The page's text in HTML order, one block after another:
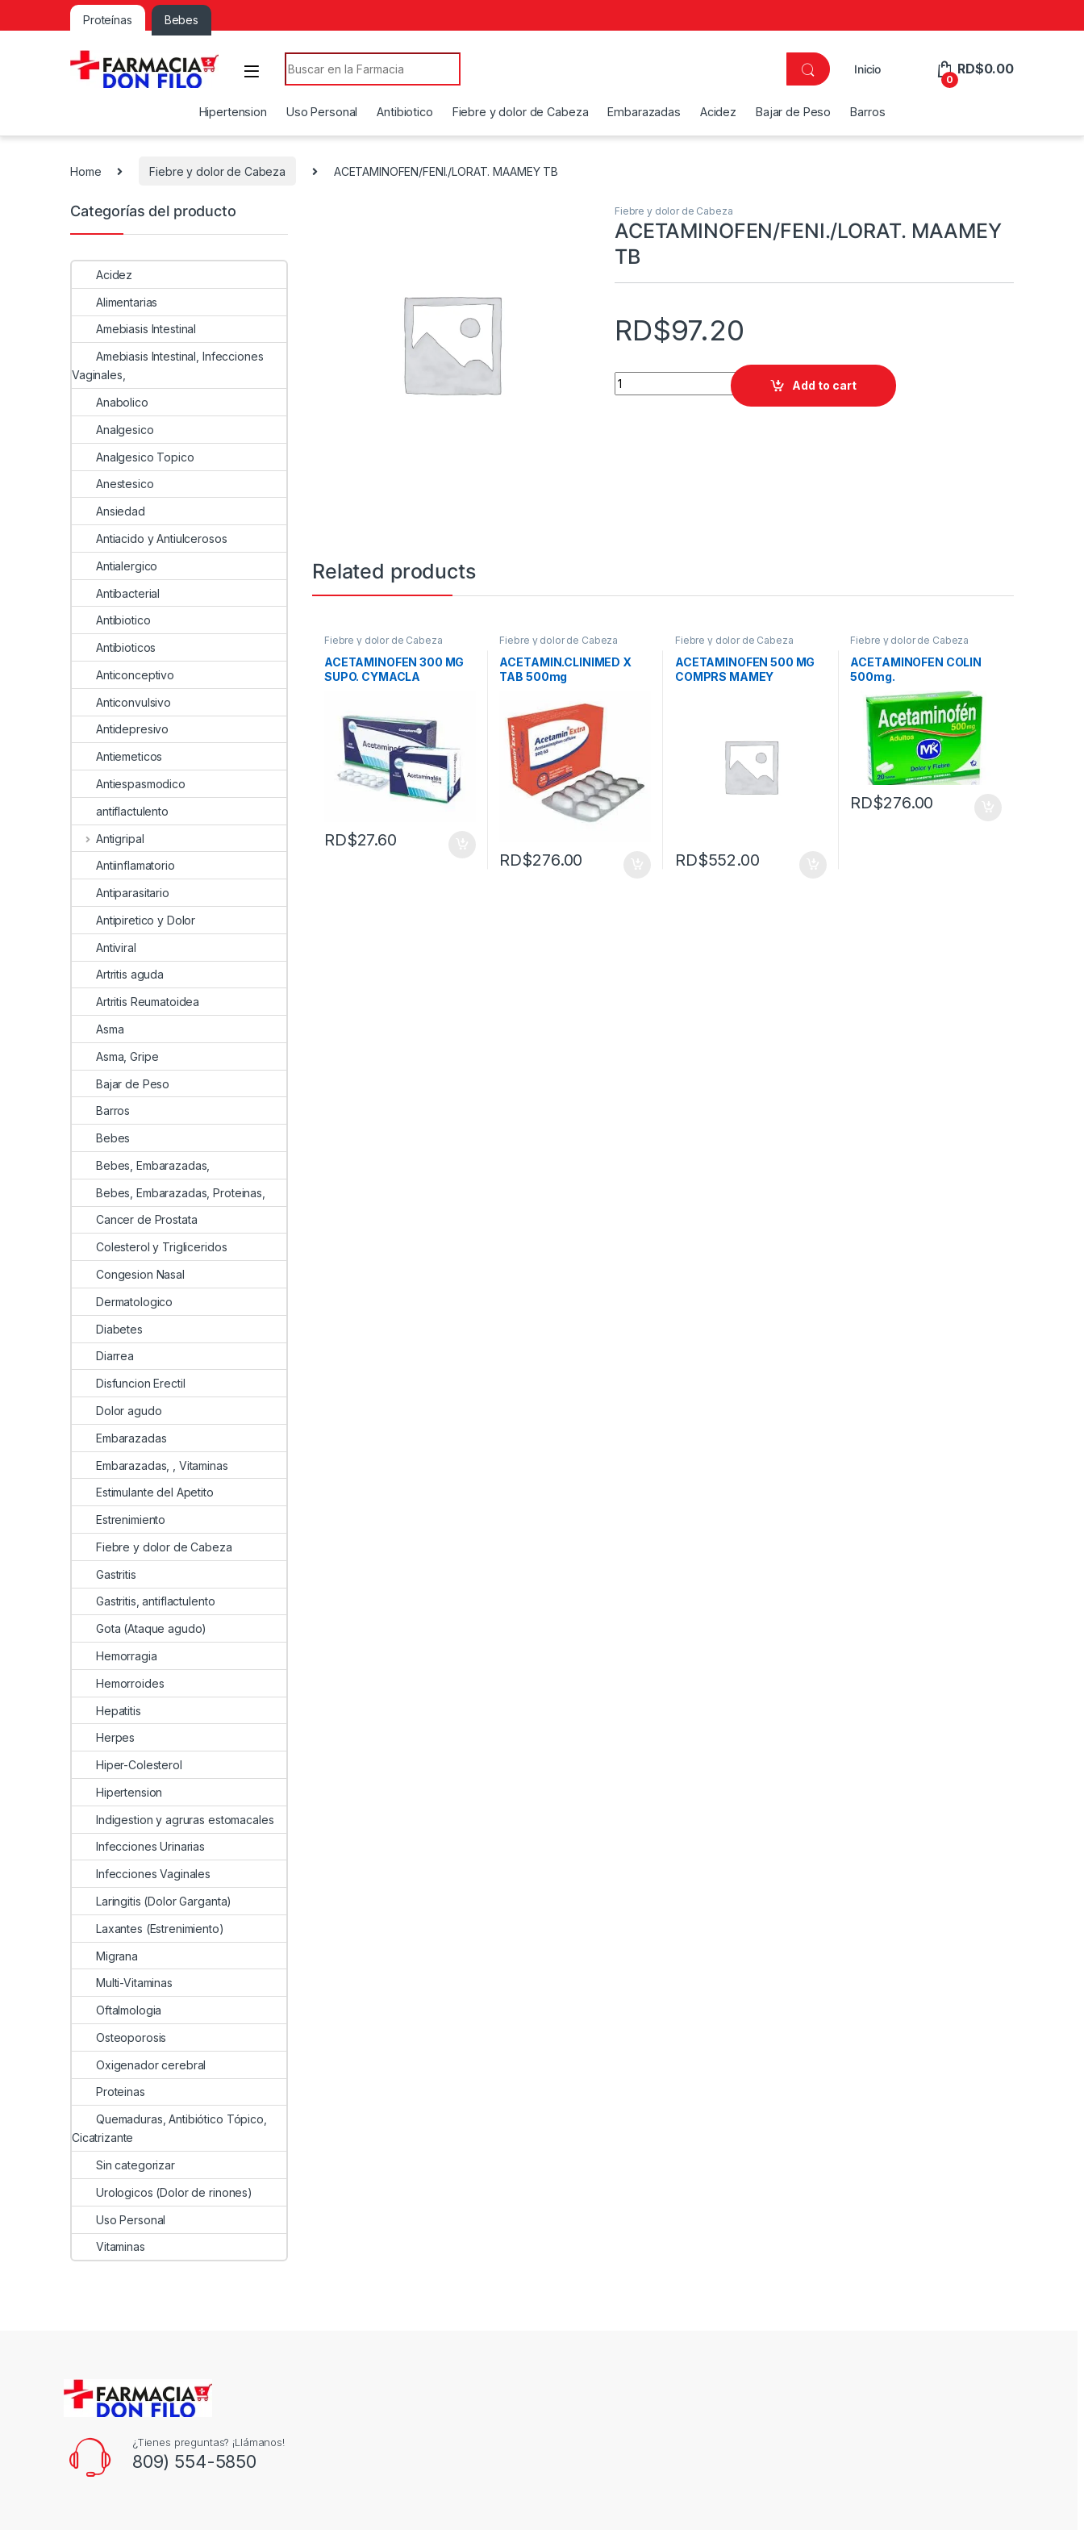
Proteínas Bebes
Search for:
Inicio
0
RD$0.00
Hipertension Uso Personal Antibiotico Fiebre y dolor de Cabeza Embarazadas Acidez Bajar de Peso Barros
Home Fiebre y dolor de Cabeza ACETAMINOFEN/FENI./LORAT. MAAMEY TB
Fiebre y dolor de Cabeza
ACETAMINOFEN/FENI./LORAT. MAAMEY
TB
RD$97.20
ACETAMINOFEN/FENI./LORAT. MAAMEY TB quantity
Add to cart
Related products
Fiebre y dolor de Cabeza
ACETAMINOFEN 300 MG
SUPO. CYMACLA
RD$27.60
Fiebre y dolor de Cabeza
ACETAMIN.CLINIMED X
TAB 500mg
RD$276.00
Fiebre y dolor de Cabeza
ACETAMINOFEN 500 MG
COMPRS MAMEY
RD$552.00
Fiebre y dolor de Cabeza
ACETAMINOFEN COLIN
500mg.
RD$276.00
Categorías del producto
Acidez
Alimentarias
Amebiasis Intestinal
Amebiasis Intestinal, Infecciones
Vaginales,
Anabolico
Analgesico
Analgesico Topico
Anestesico
Ansiedad
Antiacido y Antiulcerosos
Antialergico
Antibacterial
Antibiotico
Antibioticos
Anticonceptivo
Anticonvulsivo
Antidepresivo
Antiemeticos
Antiespasmodico
antiflactulento
Antigripal
Antiinflamatorio
Antiparasitario
Antipiretico y Dolor
Antiviral
Artritis aguda
Artritis Reumatoidea
Asma
Asma, Gripe
Bajar de Peso
Barros
Bebes
Bebes, Embarazadas,
Bebes, Embarazadas, Proteinas,
Cancer de Prostata
Colesterol y Trigliceridos
Congesion Nasal
Dermatologico
Diabetes
Diarrea
Disfuncion Erectil
Dolor agudo
Embarazadas
Embarazadas, , Vitaminas
Estimulante del Apetito
Estrenimiento
Fiebre y dolor de Cabeza
Gastritis
Gastritis, antiflactulento
Gota (Ataque agudo)
Hemorragia
Hemorroides
Hepatitis
Herpes
Hiper-Colesterol
Hipertension
Indigestion y agruras estomacales
Infecciones Urinarias
Infecciones Vaginales
Laringitis (Dolor Garganta)
Laxantes (Estrenimiento)
Migrana
Multi-Vitaminas
Oftalmologia
Osteoporosis
Oxigenador cerebral
Proteinas
Quemaduras, Antibiótico Tópico,
Cicatrizante
Sin categorizar
Urologicos (Dolor de rinones)
Uso Personal
Vitaminas
¿Tienes preguntas? ¡Llámanos!
809) 554-5850